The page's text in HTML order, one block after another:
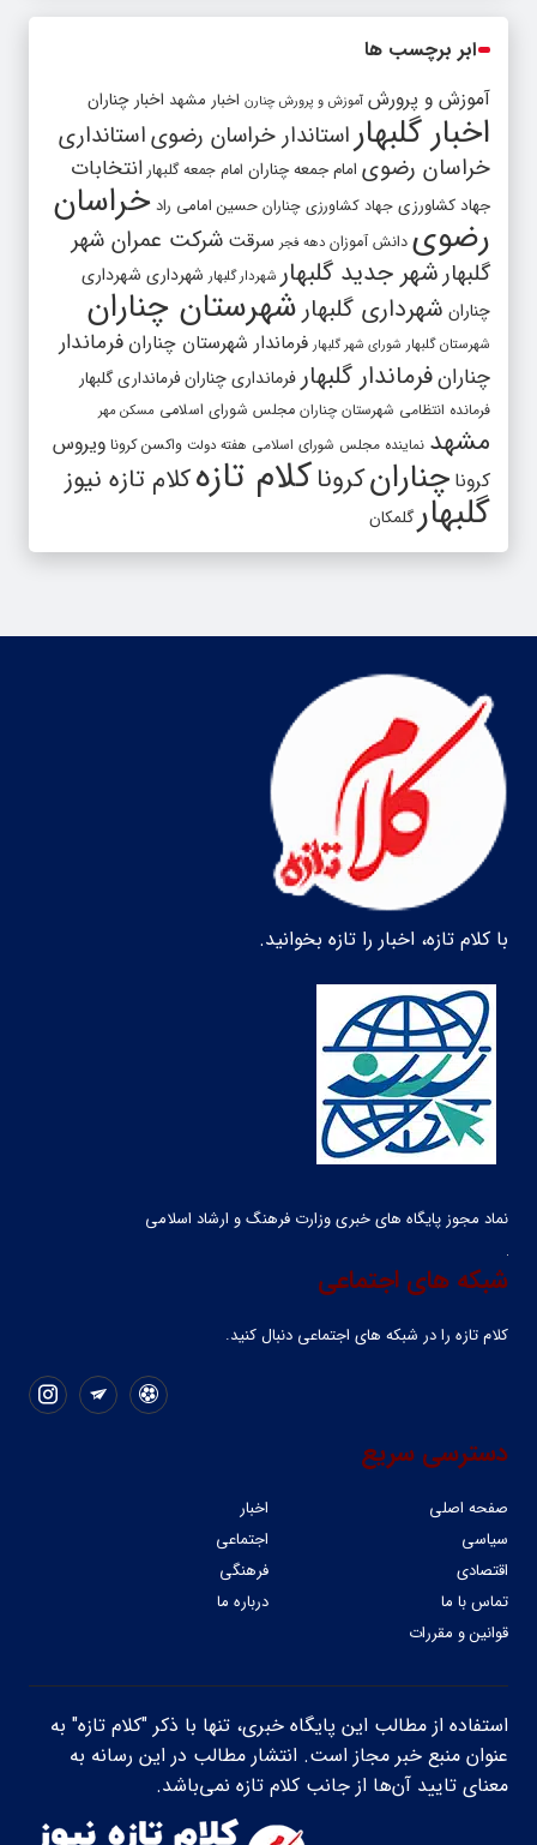
ابر برچسب ها
آموزش و پرورش آموزش و پرورش چنارن اخبار مشهد اخبار چناران
اخبار گلبهار استاندار خراسان رضویاستانداری
خراسان رضوی امام جمعه چناران امام جمعه گلبهار انتخابات
جهاد کشاورزی جهاد کشاورزی چناران حسین امامی راد خراسان
رضوی دانش آموزان دهه فجر سرقت شرکت عمران شهر
گلبهار شهر جدید گلبهار شهردار گلبهار شهرداری شهرداری
چناران شهرداری گلبهار شهرستان چناران
شهرستان گلبهار شورای شهر گلبهار فرماندار شهرستان چناران فرماندار
چنارانفرماندار گلبهار فرمانداری چنارانفرمانداری گلبهار
فرمانده انتظامی شهرستان چناران مجلس شورای اسلامی مسکن مهر
مشهد نماینده مجلس شورای اسلامی هفته دولت واکسن کرونا ویروس
کرونا چنارانکروناکلام تازهکلام تازه نیوز
گلبهار گلمکان
با کلام تازه، اخبار را تازه بخوانید.
نماد مجوز پایگاه های خبری وزارت فرهنگ و ارشاد اسلامی
شبکه های اجتماعی
کلام تازه را در شبکه ‌های اجتماعی دنبال کنید.
دسترسی سریع
صفحه اصلی
اخبار
سیاسی
اجتماعی
اقتصادی
فرهنگی
تماس با ما
درباره ما
قوانین و مقررات
استفاده از مطالب این پایگاه خبری، تنها با ذکر "کلام تازه" به
عنوان منبع خبر مجاز است. انتشار مطالب در این رسانه به
معنای تایید آن‌ها از جانب کلام تازه نمی‌باشد.